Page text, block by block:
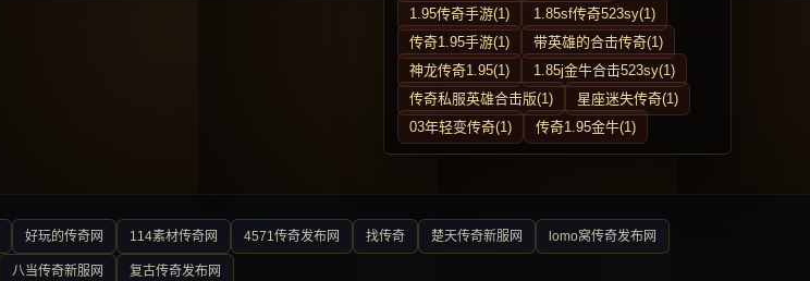
1.95传奇手游(1)
1.85sf传奇523sy(1)
传奇1.95手游(1)
带英雄的合击传奇(1)
神龙传奇1.95(1)
1.85j金牛合击523sy(1)
传奇私服英雄合击版(1)
星座迷失传奇(1)
03年轻变传奇(1)
传奇1.95金牛(1)
好玩的传奇网 114素材传奇网 4571传奇发布网 找传奇 楚天传奇新服网 lomo窝传奇发布网
八当传奇新服网 复古传奇发布网